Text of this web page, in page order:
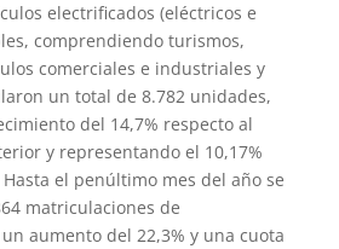
electrificados (eléctricos e
comprendiendo turismos,
comerciales e industriales y
un total de 8.782 unidades,
del 14,7% respecto al
y representando el 10,17%
el penúltimo mes del año se
matriculaciones de
aumento del 22,3% y una cuota